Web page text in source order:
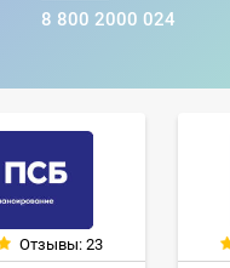
8 800 2000 024
Отзывы: 23